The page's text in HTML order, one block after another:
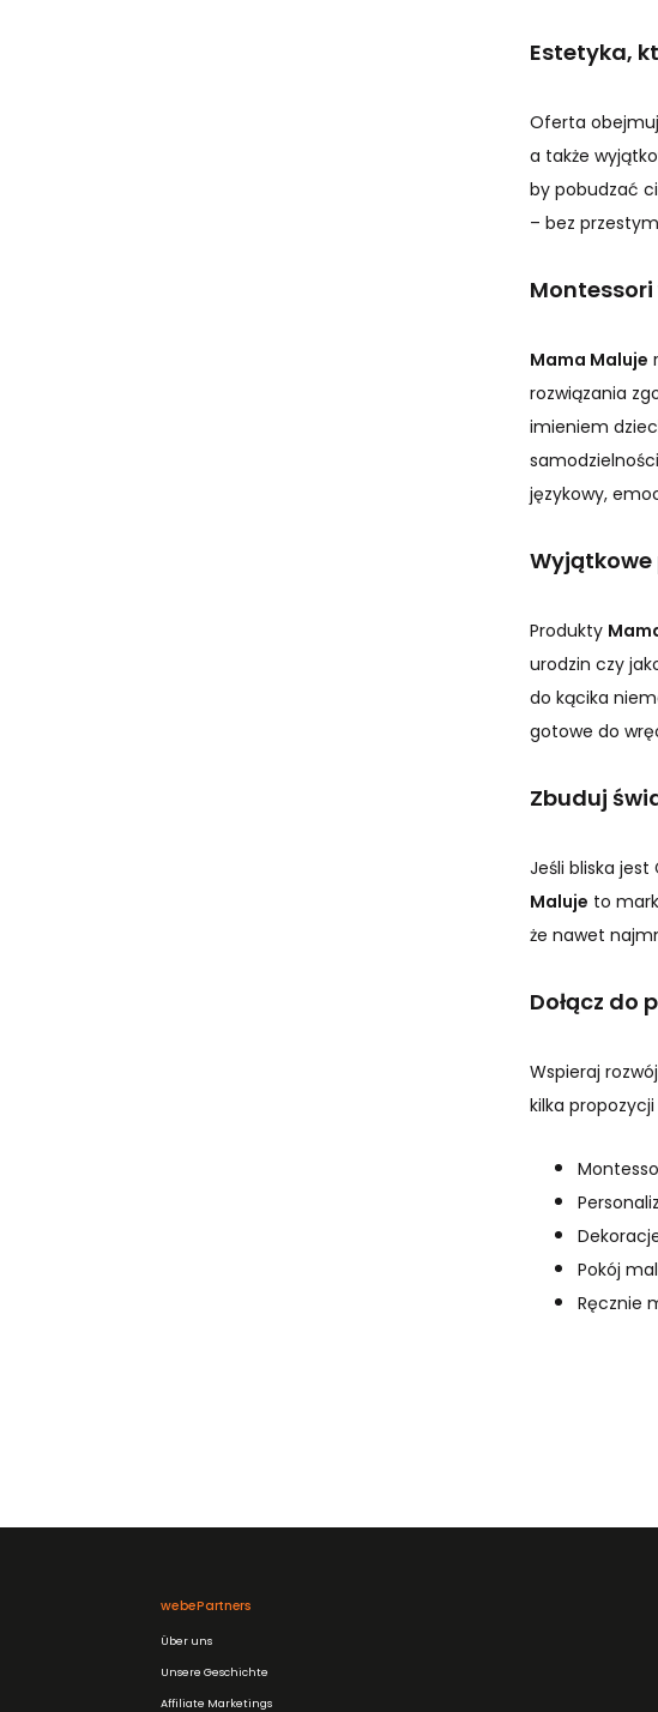
Estetyka,
Oferta
a także
by pobudzać
– bez
Mama Maluje
rozwiązania
imieniem
językowy,
Wyjątkowe
Produkty
urodzin czy
do kącika
gotowe do
Zbuduj
Jeśli bliska
Maluje to
że nawet
Dołącz
Wspieraj
kilka
Pokój
Ręcznie
webePartners
Über uns
Unsere Geschichte
Affiliate Marketings